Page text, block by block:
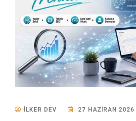
ILKER DEV 27 HAZIRAN 2026